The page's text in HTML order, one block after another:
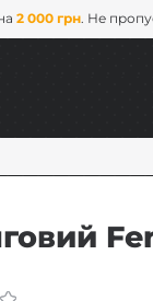
2 000 грн. Не